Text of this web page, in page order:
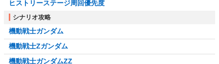
ヒストリーステージ周回優先度
シナリオ攻略
機動戦士ガンダム
機動戦士Zガンダム
機動戦士ガンダムZZ